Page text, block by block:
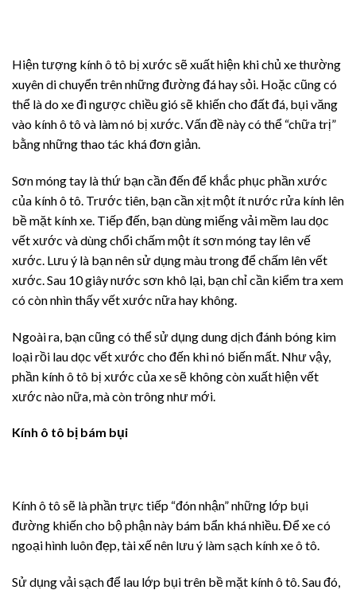
Hiện tượng kính ô tô bị xước sẽ xuất hiện khi chủ xe thường
xuyên di chuyển trên những đường đá hay sỏi. Hoặc cũng có
thể là do xe đi ngược chiều gió sẽ khiến cho đất đá, bụi văng
vào kính ô tô và làm nó bị xước. Vấn đề này có thể “chữa trị”
bằng những thao tác khá đơn giản.
Sơn móng tay là thứ bạn cần đến để khắc phục phần xước
của kính ô tô. Trước tiên, bạn cần xịt một ít nước rửa kính lên
bề mặt kính xe. Tiếp đến, bạn dùng miếng vải mềm lau dọc
vết xước và dùng chổi chấm một ít sơn móng tay lên vế
xước. Lưu ý là bạn nên sử dụng màu trong để chấm lên vết
xước. Sau 10 giây nước sơn khô lại, bạn chỉ cần kiểm tra xem
có còn nhìn thấy vết xước nữa hay không.
Ngoài ra, bạn cũng có thể sử dụng dung dịch đánh bóng kim
loại rồi lau dọc vết xước cho đến khi nó biến mất. Như vậy,
phần kính ô tô bị xước của xe sẽ không còn xuất hiện vết
xước nào nữa, mà còn trông như mới.
Kính ô tô bị bám bụi
Kính ô tô sẽ là phần trực tiếp “đón nhận” những lớp bụi
đường khiến cho bộ phận này bám bẩn khá nhiều. Để xe có
ngoại hình luôn đẹp, tài xế nên lưu ý làm sạch kính xe ô tô.
Sử dụng vải sạch để lau lớp bụi trên bề mặt kính ô tô. Sau đó,